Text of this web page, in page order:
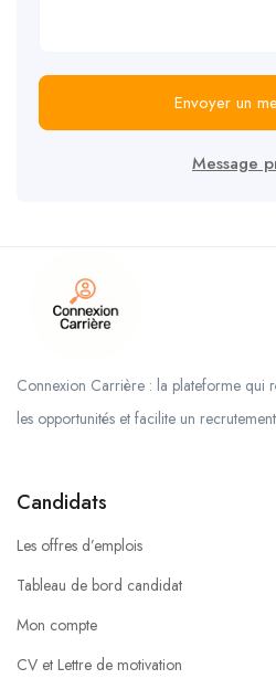
Envoyer un
Message
Connexion Carrière : la plateforme qui
les opportunités et facilite un
Candidats
Les offres d’emplois
Tableau de bord candidat
Mon compte
CV et Lettre de motivation